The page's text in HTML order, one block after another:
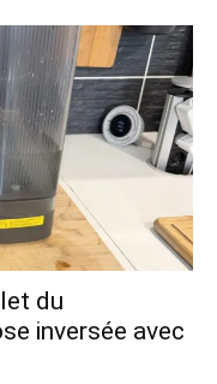
du
inversée avec